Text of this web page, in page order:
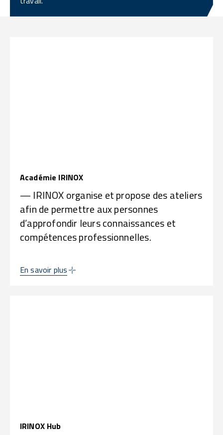
Académie IRINOX
— IRINOX organise et propose des ateliers
afin de permettre aux personnes
d’approfondir leurs connaissances et
compétences professionnelles.
En savoir plus
IRINOX Hub